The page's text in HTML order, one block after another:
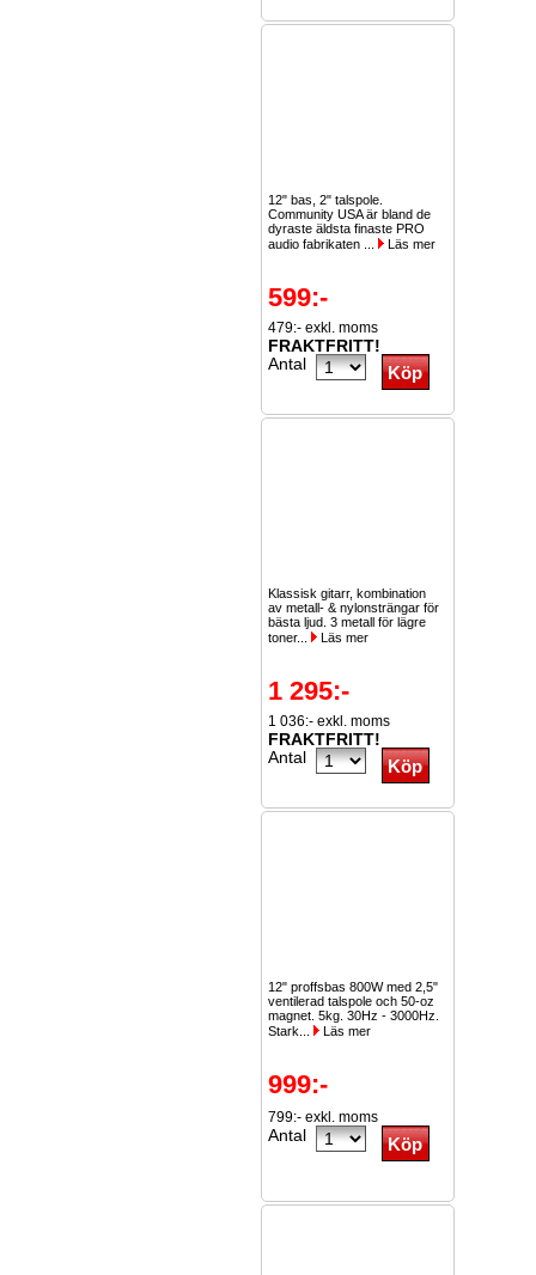
12" bas, 2" talspole.
Community USA är bland de
dyraste äldsta finaste PRO
audio fabrikaten ...
Läs mer
599:-
479:- exkl. moms
FRAKTFRITT!
Antal
Klassisk gitarr, kombination
av metall- & nylonsträngar för
bästa ljud. 3 metall för lägre
toner...
Läs mer
1 295:-
1 036:- exkl. moms
FRAKTFRITT!
Antal
12" proffsbas 800W med 2,5"
ventilerad talspole och 50-oz
magnet. 5kg. 30Hz - 3000Hz.
Stark...
Läs mer
999:-
799:- exkl. moms
Antal